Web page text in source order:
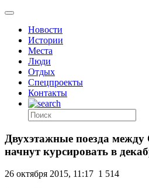
Новости
Истории
Места
Люди
Отдых
Спецпроекты
Контакты
Двухэтажные поезда
начнут курсировать в
26 октября 2015, 11:17 1 514